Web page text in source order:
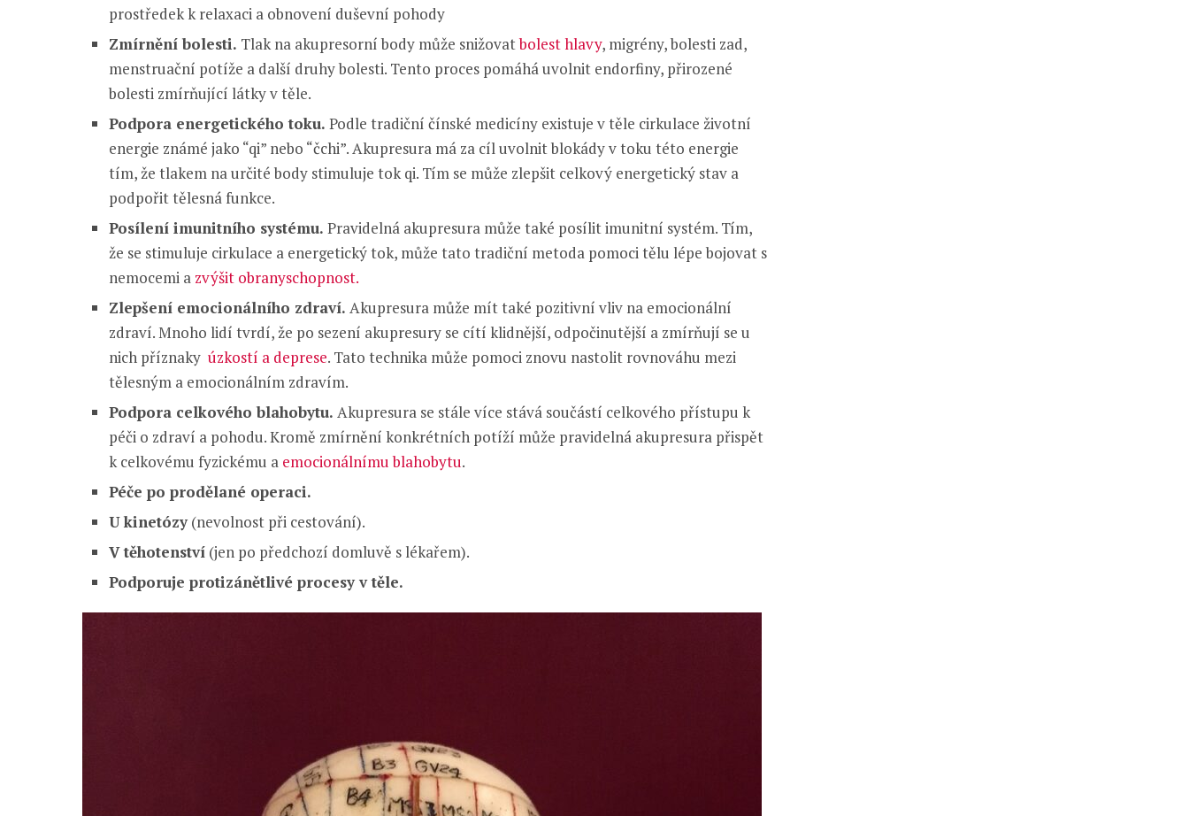
prostředek k relaxaci a obnovení duševní pohody
Zmírnění bolesti. Tlak na akupresorní body může snižovatbolest hlavy, migrény, bolesti zad,
menstruační potíže a další druhy bolesti. Tento proces pomáhá uvolnit endorfiny, přirozené
bolesti zmírňující látky v těle.
Podpora energetického toku. Podle tradiční čínské medicíny existuje v těle cirkulace životní
energie známé jako “qi” nebo “čchi”. Akupresura má za cíl uvolnit blokády v toku této energie
tím, že tlakem na určité body stimuluje tok qi. Tím se může zlepšit celkový energetický stav a
podpořit tělesná funkce.
Posílení imunitního systému. Pravidelná akupresura může také posílit imunitní systém. Tím,
že se stimuluje cirkulace a energetický tok, může tato tradiční metoda pomoci tělu lépe bojovat s
nemocemi a zvýšit obranyschopnost.
Zlepšení emocionálního zdraví. Akupresura může mít také pozitivní vliv na emocionální
zdraví. Mnoho lidí tvrdí, že po sezení akupresury se cítí klidnější, odpočinutější a zmírňují se u
nich příznaky úzkostí a deprese. Tato technika může pomoci znovu nastolit rovnováhu mezi
tělesným a emocionálním zdravím.
Podpora celkového blahobytu. Akupresura se stále více stává součástí celkového přístupu k
péči o zdraví a pohodu. Kromě zmírnění konkrétních potíží může pravidelná akupresura přispět
k celkovému fyzickému a emocionálnímu blahobytu.
Péče po prodělané operaci.
U kinetózy(nevolnost při cestování).
V těhotenství (jen po předchozí domluvě s lékařem).
Podporuje protizánětlivé procesy v těle.